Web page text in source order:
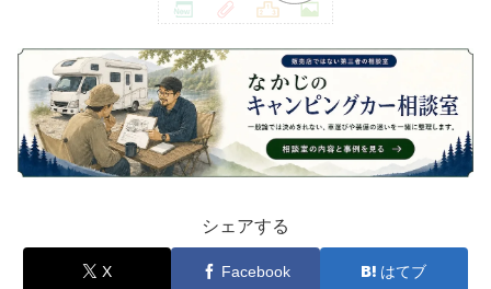
シェアする
X Facebook はてブ